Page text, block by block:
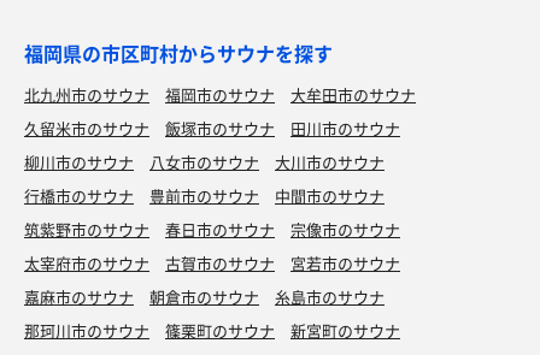
福岡県の市区町村からサウナを探す
北九州市のサウナ 福岡市のサウナ
大牟田市のサウナ
久留米市のサウナ
飯塚市のサウナ
田川市のサウナ
柳川市のサウナ
八女市のサウナ
大川市のサウナ
行橋市のサウナ
豊前市のサウナ
中間市のサウナ
筑紫野市のサウナ
春日市のサウナ
宗像市のサウナ
太宰府市のサウナ
古賀市のサウナ
宮若市のサウナ
嘉麻市のサウナ
朝倉市のサウナ
糸島市のサウナ
那珂川市のサウナ
篠栗町のサウナ
新宮町のサウナ